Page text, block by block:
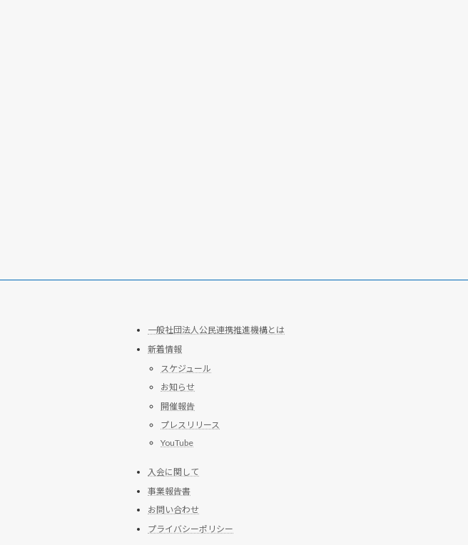
一般社団法人公民連携推進機構とは
新着情報
スケジュール
お知らせ
開催報告
プレスリリース
YouTube
入会に関して
事業報告書
お問い合わせ
プライバシーポリシー